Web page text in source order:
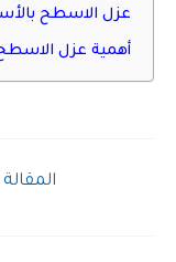
عزل الاسطح
أهمية عزل
المقالة